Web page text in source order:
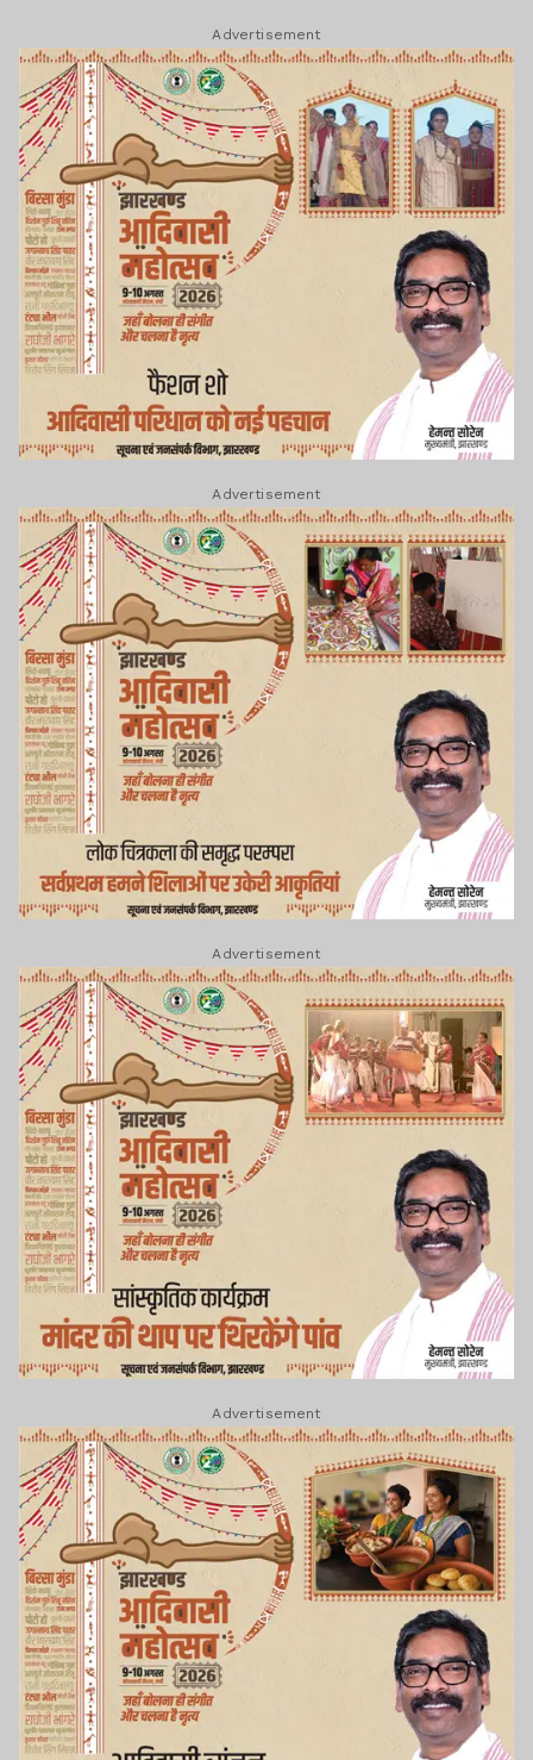
Advertisement
Advertisement
Advertisement
Advertisement